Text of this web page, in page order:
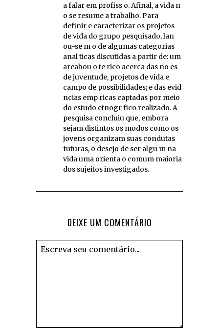
a falar em profiss o. Afinal, a vida n
o se resume a trabalho. Para
definir e caracterizar os projetos
de vida do grupo pesquisado, lan
ou-se m o de algumas categorias
anal ticas discutidas a partir de: um
arcabou o te rico acerca das no es
de juventude, projetos de vida e
campo de possibilidades; e das evid
ncias emp ricas captadas por meio
do estudo etnogr fico realizado. A
pesquisa concluiu que, embora
sejam distintos os modos como os
jovens organizam suas condutas
futuras, o desejo de ser algu m na
vida uma orienta o comum maioria
dos sujeitos investigados.
DEIXE UM COMENTÁRIO